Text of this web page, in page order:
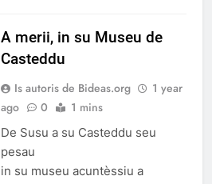
A merii, in su Museu de
Casteddu
Is autoris de Bideas.org
1 year
ago
0 1 mins
De Susu a su Casteddu seu
pesau
in su museu acuntèssiu a